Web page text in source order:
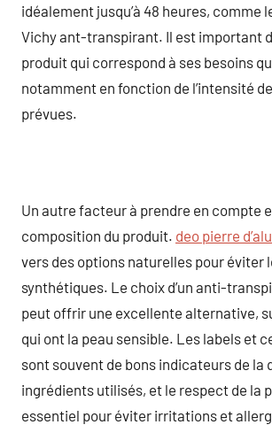
idéalement jusqu’à 48 heures, comme
Vichy ant-transpirant. Il est important
produit qui correspond à ses besoins
notamment en fonction de l’intensité
prévues.
Un autre facteur à prendre en compte
composition du produit. deo pierre
vers des options naturelles pour éviter
synthétiques. Le choix d’un anti-
peut offrir une excellente alternative,
qui ont la peau sensible. Les labels et
sont souvent de bons indicateurs de la
ingrédients utilisés, et le respect de la
essentiel pour éviter irritations et